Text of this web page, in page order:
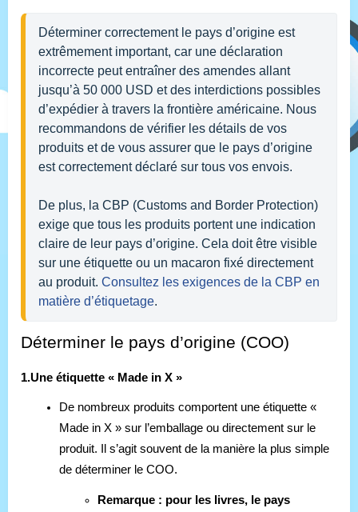
Déterminer correctement le pays d’origine est
extrêmement important, car une déclaration
incorrecte peut entraîner des amendes allant
jusqu’à 50 000 USD et des interdictions possibles
d’expédier à travers la frontière américaine. Nous
recommandons de vérifier les détails de vos
produits et de vous assurer que le pays d’origine
est correctement déclaré sur tous vos envois.
De plus, la CBP (Customs and Border Protection)
exige que tous les produits portent une indication
claire de leur pays d’origine. Cela doit être visible
sur une étiquette ou un macaron fixé directement
au produit. Consultez les exigences de la CBP en
matière d’étiquetage.
Déterminer le pays d’origine (COO)
1.Une étiquette « Made in X »
De nombreux produits comportent une étiquette «
Made in X » sur l’emballage ou directement sur le
produit. Il s’agit souvent de la manière la plus simple
de déterminer le COO.
Remarque : pour les livres, le pays